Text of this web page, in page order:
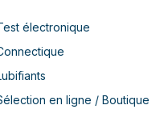
électronique
en ligne / Boutique